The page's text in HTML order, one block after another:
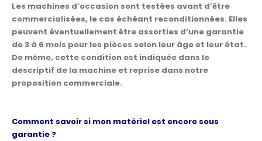
Les machines d’occasion sont testées avant d’être
commercialisées, le cas échéant reconditionnées. Elles
peuvent éventuellement être assorties d’une garantie
de 3 à 6 mois pour les pièces selon leur âge et leur état.
De même, cette condition est indiquée dans le
descriptif de la machine et reprise dans notre
proposition commerciale.
Comment savoir si mon matériel est encore sous
garantie ?